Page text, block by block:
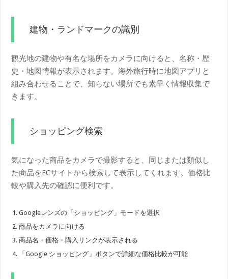
建物・ランドマークの識別
観光地の建物や有名な場所をカメラに向けると、名称・歴
史・地図情報が表示されます。海外旅行時に地図アプリと
組み合わせることで、知らない場所でも素早く情報収集で
きます。
ショッピング検索
気になった商品をカメラで撮影すると、同じまたは類似し
た商品をECサイトから検索して表示してくれます。価格比
較や購入先の確認に便利です。
Googleレンズの「ショッピング」モードを選択
商品をカメラに向ける
商品名・価格・購入リンクが表示される
「Google ショッピング」ボタンで詳細な価格比較が可能